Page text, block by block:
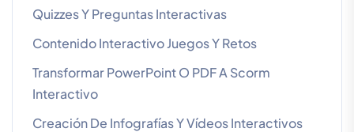
Quizzes Y Preguntas Interactivas
Contenido Interactivo Juegos Y Retos
Transformar PowerPoint O PDF A Scorm
Interactivo
Creación De Infografías Y Vídeos Interactivos